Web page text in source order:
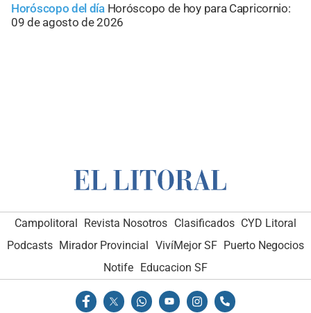
Horóscopo del día Horóscopo de hoy para Capricornio:
09 de agosto de 2026
Campolitoral Revista Nosotros Clasificados CYD Litoral
Podcasts Mirador Provincial VivíMejor SF Puerto Negocios
Notife
Educacion SF